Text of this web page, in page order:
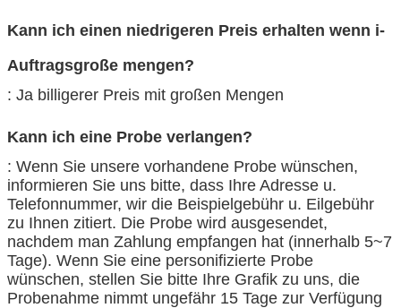
Kann ich einen niedrigeren Preis erhalten wenn i-
Auftragsgroße mengen?
: Ja billigerer Preis mit großen Mengen
Kann ich eine Probe verlangen?
: Wenn Sie unsere vorhandene Probe wünschen,
informieren Sie uns bitte, dass Ihre Adresse u.
Telefonnummer, wir die Beispielgebühr u. Eilgebühr
zu Ihnen zitiert. Die Probe wird ausgesendet,
nachdem man Zahlung empfangen hat (innerhalb 5~7
Tage). Wenn Sie eine personifizierte Probe
wünschen, stellen Sie bitte Ihre Grafik zu uns, die
Probenahme nimmt ungefähr 15 Tage zur Verfügung